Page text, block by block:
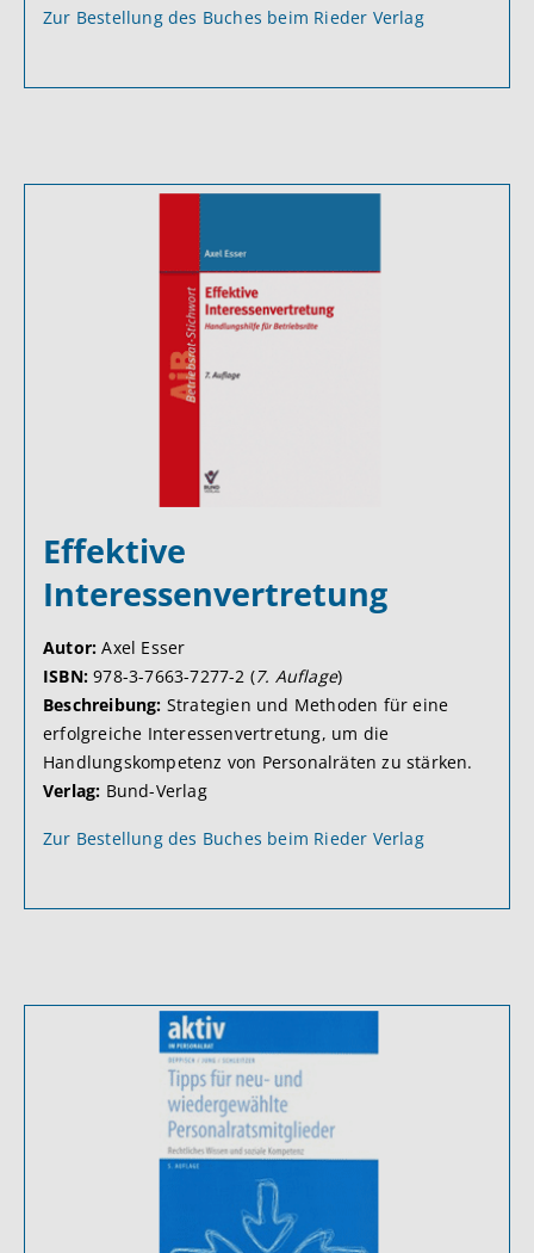
Zur Bestellung des Buches beim Rieder Verlag
Effektive
Interessenvertretung
Autor: Axel Esser
ISBN: 978-3-7663-7277-2 (7. Auflage)
Beschreibung: Strategien und Methoden für eine
erfolgreiche Interessenvertretung, um die
Handlungskompetenz von Personalräten zu stärken.
Verlag: Bund-Verlag
Zur Bestellung des Buches beim Rieder Verlag